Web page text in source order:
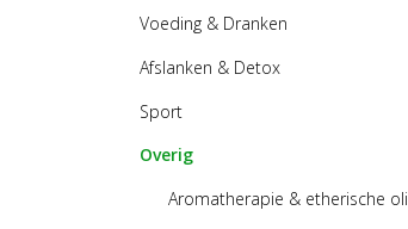
Voeding & Dranken
Afslanken & Detox
Sport
Overig
Aromatherapie & etherische